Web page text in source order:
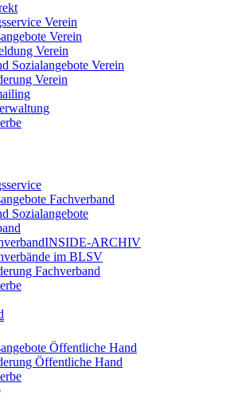
Verein
Verein
Verein
Sozi­al­an­ge­bote Verein
Verein
Fachverband
Sozi­al­an­ge­bote
ARCHIV
im BLSV
Fachverband
Öffent­li­che Hand
Öffent­li­che Hand